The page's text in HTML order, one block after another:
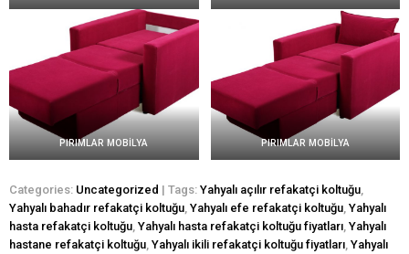
PIRIMLAR MOBİLYA PIRIMLAR MOBİLYA
Categories: Uncategorized | Tags: Yahyalı açılır refakatçi koltuğu
Yahyalı bahadır refakatçi koltuğu Yahyalı efe refakatçi koltuğu Yahyalı
hasta refakatçi koltuğu Yahyalı hasta refakatçi koltuğu fiyatları Yahyalı
hastane refakatçi koltuğu Yahyalı ikili refakatçi koltuğu fiyatları Yahyalı